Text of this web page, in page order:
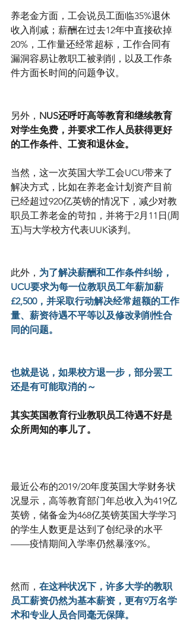
养老金方面，工会说员工面临35%退休
收入削减；薪酬在过去12年中直接砍掉
20%，工作量还经常超标，工作合同有
漏洞容易让教职工被剥削，以及工作条
件方面长时间的问题争议。
另外， NUS还呼吁高等教育和继续教育
对学生免费，并要求工作人员获得更好
的工作条件、工资和退休金。
当然，这一次英国大学工会UCU带来了
解决方式，比如在养老金计划资产目前
已经超过920亿英镑的情况下，减少对教
职员工养老金的苛扣，并将于2月11日(周
五)与大学校方代表UUK谈判。
此外， 为了解决薪酬和工作条件纠纷，
UCU要求为每一位教职员工年薪加薪
£2,500，并采取行动解决经常超额的工作
量、薪资待遇不平等以及修改剥削性合
同的问题。
也就是说，如果校方退一步，部分罢工
还是有可能取消的～
其实英国教育行业教职员工待遇不好是
众所周知的事儿了。
最近公布的2019/20年度英国大学财务状
况显示，高等教育部门年总收入为419亿
英镑，储备金为468亿英镑英国大学学习
的学生人数更是达到了创纪录的水平
——疫情期间入学率仍然暴涨9%。
然而， 在这种状况下，许多大学的教职
员工薪资仍然为基本薪资，更有9万名学
术和专业人员合同毫无保障。